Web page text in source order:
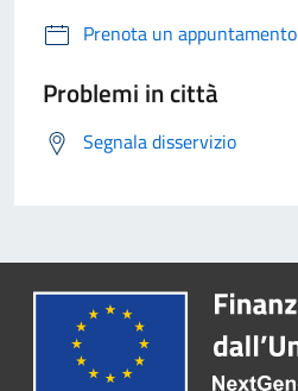
Prenota un appuntamento
Problemi in città
Segnala disservizio